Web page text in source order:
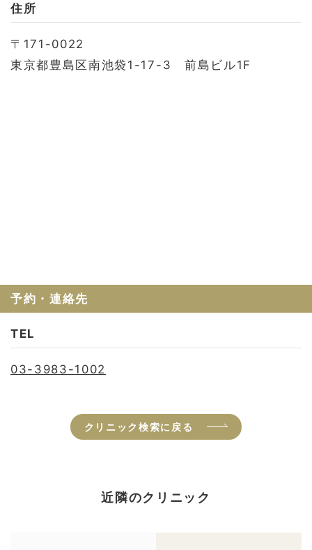
住所
〒171-0022
東京都豊島区南池袋1-17-3 前島ビル1F
予約・連絡先
TEL
03-3983-1002
クリニック検索に戻る
近隣のクリニック